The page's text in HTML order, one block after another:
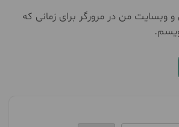
و وبسایت من در مرورگر برای زمانی که